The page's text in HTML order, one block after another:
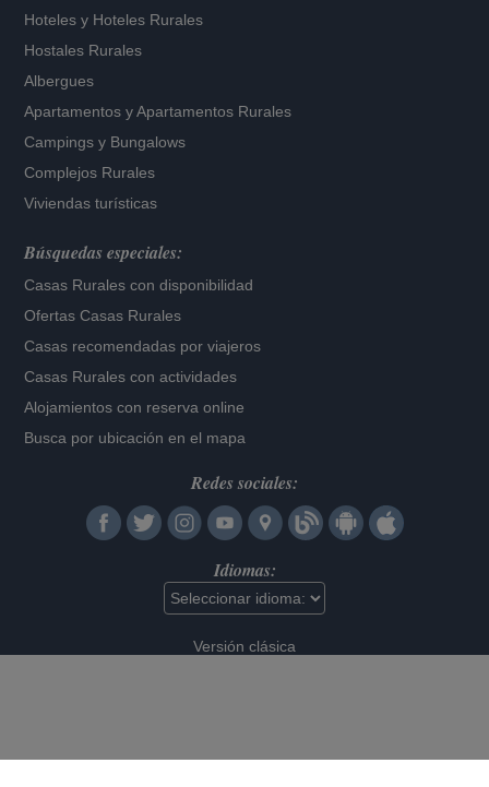
Hoteles y Hoteles Rurales
Hostales Rurales
Albergues
Apartamentos yApartamentos Rurales
Campings y Bungalows
Complejos Rurales
Viviendas turísticas
Búsquedas especiales:
Casas Rurales con disponibilidad
Ofertas Casas Rurales
Casas recomendadas por viajeros
Casas Rurales con actividades
Alojamientos con reserva online
Busca por ubicación en el mapa
Redes sociales:
Idiomas:
Versión clásica